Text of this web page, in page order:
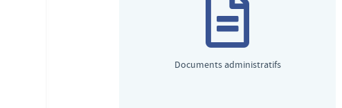
Documents administratifs